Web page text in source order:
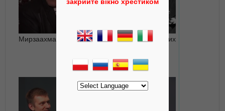
Мирзаахмат Норбеков
7 привычек творческих
закрийте вікно хрестиком